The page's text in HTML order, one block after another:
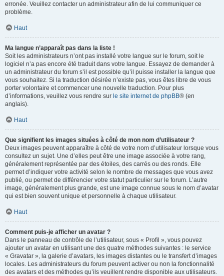
erronée. Veuillez contacter un administrateur afin de lui communiquer ce
problème.
Haut
Ma langue n’apparaît pas dans la liste !
Soit les administrateurs n’ont pas installé votre langue sur le forum, soit le
logiciel n’a pas encore été traduit dans votre langue. Essayez de demander à
un administrateur du forum s’il est possible qu’il puisse installer la langue que
vous souhaitez. Si la traduction désirée n’existe pas, vous êtes libre de vous
porter volontaire et commencer une nouvelle traduction. Pour plus
d’informations, veuillez vous rendre sur le site internet de phpBB® (en
anglais).
Haut
Que signifient les images situées à côté de mon nom d’utilisateur ?
Deux images peuvent apparaître à côté de votre nom d’utilisateur lorsque vous
consultez un sujet. Une d’elles peut être une image associée à votre rang,
généralement représentée par des étoiles, des carrés ou des ronds. Elle
permet d’indiquer votre activité selon le nombre de messages que vous avez
publié, ou permet de différencier votre statut particulier sur le forum. L’autre
image, généralement plus grande, est une image connue sous le nom d’avatar
qui est bien souvent unique et personnelle à chaque utilisateur.
Haut
Comment puis-je afficher un avatar ?
Dans le panneau de contrôle de l’utilisateur, sous « Profil », vous pouvez
ajouter un avatar en utilisant une des quatre méthodes suivantes : le service
« Gravatar », la galerie d’avatars, les images distantes ou le transfert d’images
locales. Les administrateurs du forum peuvent activer ou non la fonctionnalité
des avatars et des méthodes qu’ils veuillent rendre disponible aux utilisateurs.